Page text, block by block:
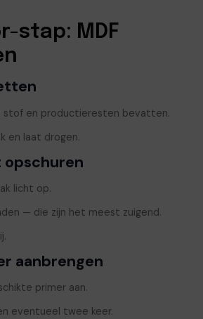
stap: MDF
stof en productieresten bevatten.
en laat drogen.
opschuren
licht op.
— die zijn het meest zuigend.
aanbrengen
primer aan.
eventueel twee keer.